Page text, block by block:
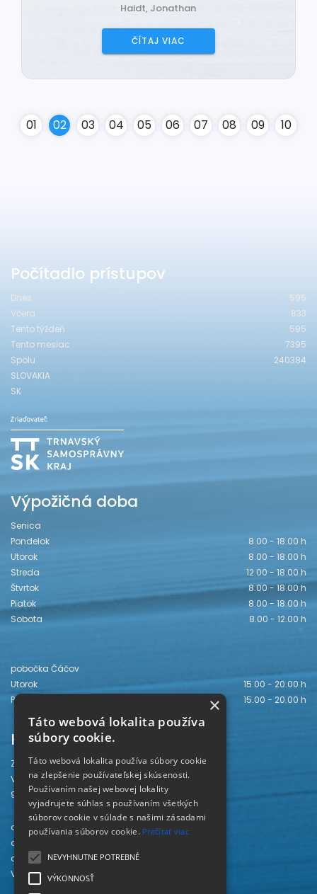
Haidt, Jonathan
ČÍTAJ VIAC
01 02 03 04 05 06 07 08 09 10
Počítadlo prístupov
Dnes
595
Včera
833
Tento týždeň
595
Tento mesiac
7395
Spolu
240384
SLOVAKIA
SK
Výpožičná doba
Senica
Pondelok
8.00 - 18.00 h
Utorok
8.00 - 18.00 h
Streda
12.00 - 18.00 h
Štvrtok
8.00 - 18.00 h
Piatok
8.00 - 18.00 h
Sobota
8.00 - 12.00 h
pobočka Čáčov
Utorok
15.00 - 20.00 h
Piatok
15.00 - 20.00 h
Kontakt
Záhorská knižnica
Vajanského 28
905 01 Senica
odd. beletrie 034/654 3780
odd. odbornej literatúry 034/651 2710
odd. pre deti a mládež 034/654 6519
Viac kontaktov nájdete
×
Táto webová lokalita používa
súbory cookie.
Táto webová lokalita používa súbory cookie
na zlepšenie používateľskej skúsenosti.
Používaním našej webovej lokality
vyjadrujete súhlas s používaním všetkých
súborov cookie v súlade s našimi zásadami
používania súborov cookie. Prečítať viac
NEVYHNUTNE POTREBNÉ
VÝKONNOSŤ